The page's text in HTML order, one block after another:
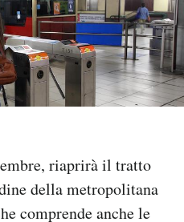
riaprirà il tratto
della metropolitana
comprende anche le